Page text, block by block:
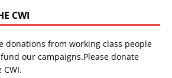
CWI
donations from working class people
our campaigns.Please donate